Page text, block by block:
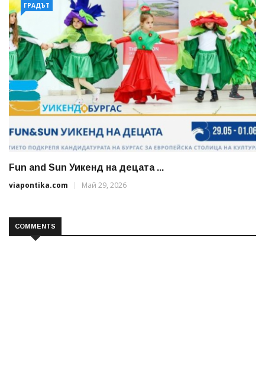
ГРАДЪТ
Fun and Sun Уикенд на децата ...
viapontika.com
Май 29, 2026
COMMENTS